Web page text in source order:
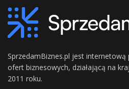
SprzedamBiznes.pl jest
ofert biznesowych, działającą na
2011 roku.